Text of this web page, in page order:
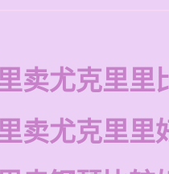
卖尤克里里
卖尤克里里